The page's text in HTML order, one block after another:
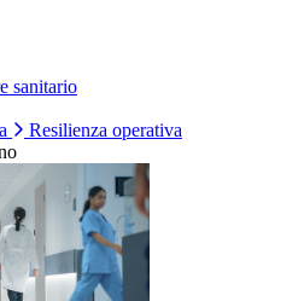
sanitario
Resilienza operativa